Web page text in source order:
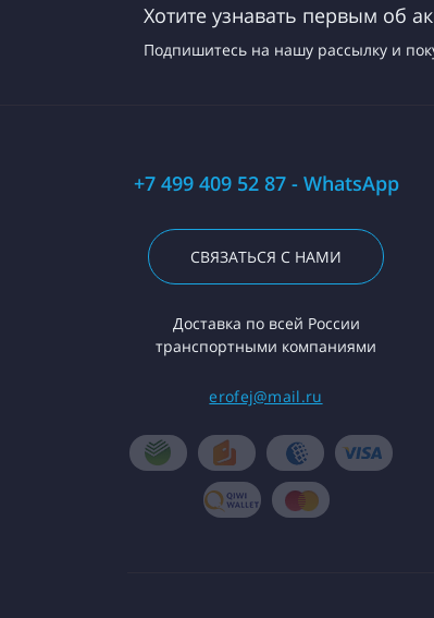
Хотите узнавать первым об
Подпишитесь на нашу рассылку и
+7 499 409 52 87 - WhatsApp
СВЯЗАТЬСЯ С НАМИ
Доставка по всей России
транспортными компаниями
erofej@mail.ru